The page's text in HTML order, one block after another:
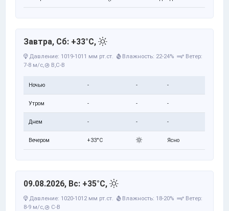
Завтра, Сб: +33°C,
Давление: 1019-1011 мм рт.ст. Влажность: 22-24%
Ветер:
7-8 м/с,
В,С-В
Ночью - - -
Утром - - -
Днем - - -
Вечером +33°C Ясно
09.08.2026, Вс: +35°C,
Давление: 1020-1012 мм рт.ст. Влажность: 18-20%
Ветер:
8-9 м/с,
С-В